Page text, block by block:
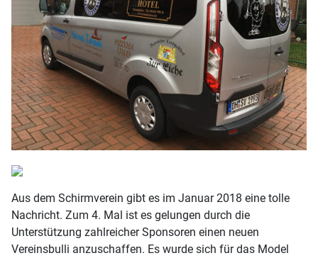
Aus dem Schirmverein gibt es im Januar 2018 eine tolle
Nachricht. Zum 4. Mal ist es gelungen durch die
Unterstützung zahlreicher Sponsoren einen neuen
Vereinsbulli anzuschaffen. Es wurde sich für das Model